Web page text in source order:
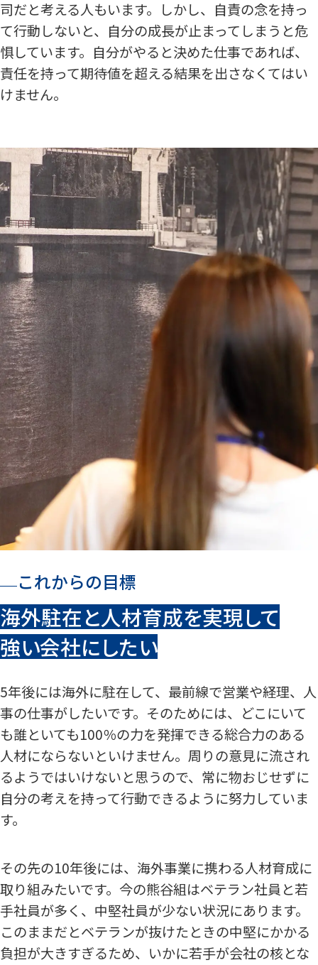
司だと考える人もいます。しかし、自責の念を持っ
て行動しないと、自分の成長が止まってしまうと危
惧しています。自分がやると決めた仕事であれば、
責任を持って期待値を超える結果を出さなくてはい
けません。
これからの目標
海外駐在と人材育成を実現して
強い会社にしたい
5年後には海外に駐在して、最前線で営業や経理、人
事の仕事がしたいです。そのためには、どこにいて
も誰といても100％の力を発揮できる総合力のある
人材にならないといけません。周りの意見に流され
るようではいけないと思うので、常に物おじせずに
自分の考えを持って行動できるように努力していま
す。
その先の10年後には、海外事業に携わる人材育成に
取り組みたいです。今の熊谷組はベテラン社員と若
手社員が多く、中堅社員が少ない状況にあります。
このままだとベテランが抜けたときの中堅にかかる
負担が大きすぎるため、いかに若手が会社の核とな